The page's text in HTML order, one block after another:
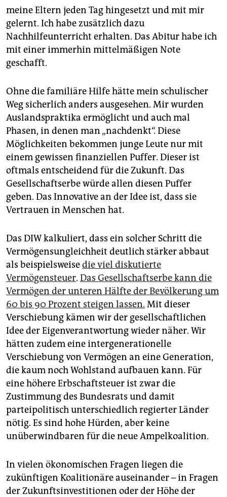
meine Eltern jeden Tag hingesetzt und mit mir
gelernt. Ich habe zusätzlich dazu
Nachhilfeunterricht erhalten. Das Abitur habe ich
mit einer immerhin mittelmäßi­gen Note
geschafft.
Ohne die familiäre Hilfe hätte mein schulischer
Weg sicherlich anders ausgesehen. Mir wurden
Auslandspraktika ermöglicht und auch mal
Phasen, in denen man „nachdenkt“. Diese
Möglichkeiten bekommen junge Leute nur mit
einem gewissen finanziellen Puffer. Dieser ist
oftmals entscheidend für die Zukunft. Das
Gesellschaftserbe würde allen diesen Puffer
geben. Das Innovative an der Idee ist, dass sie
Vertrauen in Menschen hat.
Das DIW kalkuliert, dass ein solcher Schritt die
Vermögensungleichheit deutlich stärker abbaut
als beispielsweisedie viel diskutierte
Vermögensteuer. Das Gesellschaftserbe kann die
Vermögen der unteren Hälfte der Bevölkerung um
60 bis 90 Prozent steigen lassen. Mit dieser
Verschiebung kämen wir der gesellschaftlichen
Idee der Eigenverantwortung wieder näher. Wir
hätten zudem eine intergenerationelle
Verschiebung von Vermögen an eine Generation,
die kaum noch Wohlstand aufbauen kann. Für
eine höhere Erbschaftsteuer ist zwar die
Zustimmung des Bundesrats und damit
parteipolitisch unterschiedlich regierter Länder
nötig. Es sind hohe Hürden, aber keine
unüberwindbaren für die neue Ampelkoalition.
In vielen ökonomischen Fragen liegen die
zukünftigen Koalitionäre auseinander – in Fragen
der Zukunftsinvestitionen oder der Höhe der